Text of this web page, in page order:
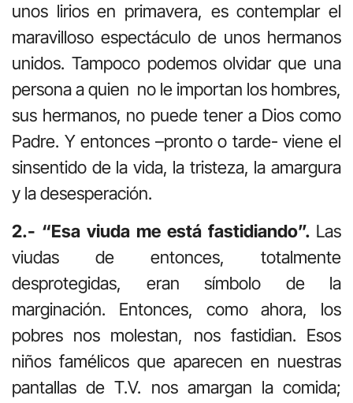
unos lirios en primavera, es contemplar el
maravilloso espectáculo de unos hermanos
unidos. Tampoco podemos olvidar que una
persona a quien no le importan los hombres,
sus hermanos, no puede tener a Dios como
Padre. Y entonces –pronto o tarde- viene el
sinsentido de la vida, la tristeza, la amargura
y la desesperación.
2.- “Esa viuda me está fastidiando”. Las
viudas de entonces, totalmente
desprotegidas, eran símbolo de la
marginación. Entonces, como ahora, los
pobres nos molestan, nos fastidian. Esos
niños famélicos que aparecen en nuestras
pantallas de T.V. nos amargan la comida;